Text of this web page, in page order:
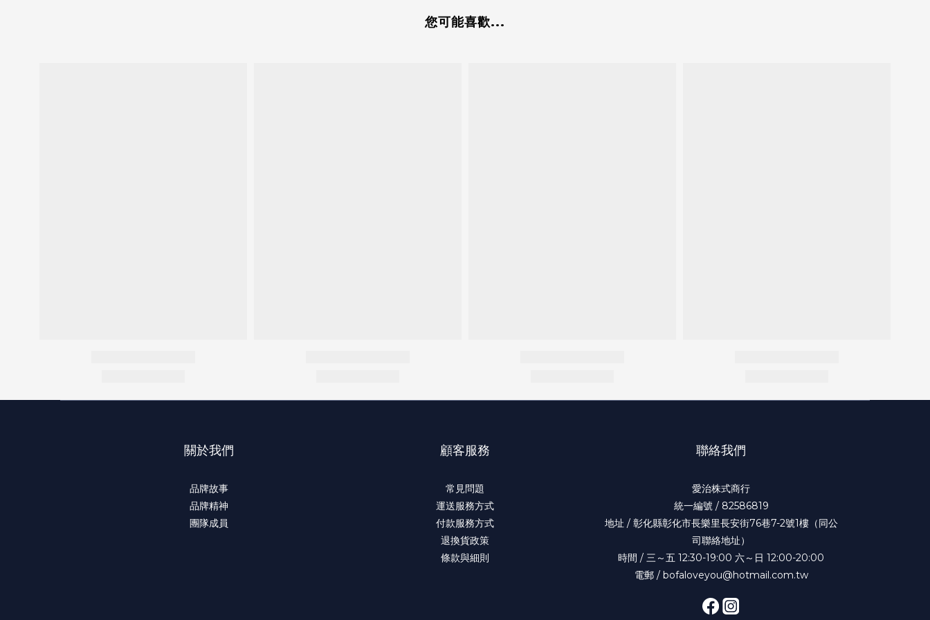
您可能喜歡...
關於我們
品牌故事
品牌精神
團隊成員
顧客服務
常見問題
運送服務方式
付款服務方式
退換貨政策
條款與細則
聯絡我們
愛治株式商行
統一編號 / 82586819
地址 / 彰化縣彰化市長樂里長安街76巷7-2號1樓（同公
司聯絡地址）
時間 / 三～五 12:30-19:00 六～日 12:00-20:00
電郵 / bofaloveyou@hotmail.com.tw